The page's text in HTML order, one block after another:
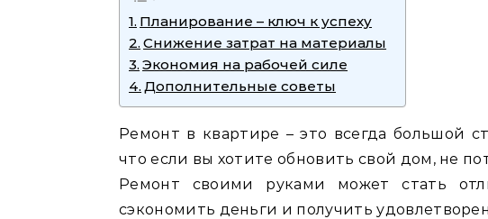
Планирование – ключ к успеху
Снижение затрат на материалы
Экономия на рабочей силе
Дополнительные советы
Ремонт в квартире – это всегда большой
что если вы хотите обновить свой дом‚ не
Ремонт своими руками может стать
сэкономить деньги и получить